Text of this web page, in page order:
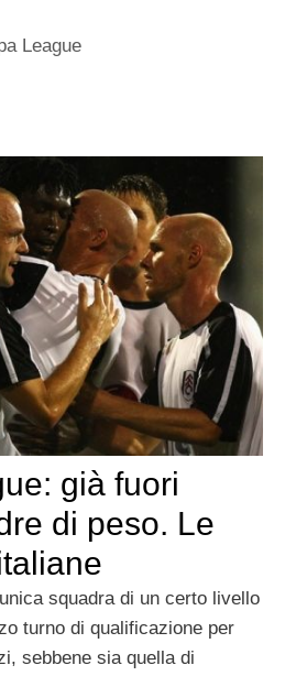
League
già fuori
di peso. Le
squadra di un certo livello
turno di qualificazione per
sebbene sia quella di